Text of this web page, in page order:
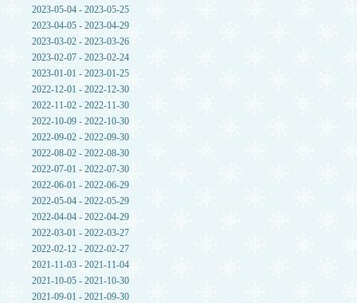
2023-05-04 - 2023-05-25
2023-04-05 - 2023-04-29
2023-03-02 - 2023-03-26
2023-02-07 - 2023-02-24
2023-01-01 - 2023-01-25
2022-12-01 - 2022-12-30
2022-11-02 - 2022-11-30
2022-10-09 - 2022-10-30
2022-09-02 - 2022-09-30
2022-08-02 - 2022-08-30
2022-07-01 - 2022-07-30
2022-06-01 - 2022-06-29
2022-05-04 - 2022-05-29
2022-04-04 - 2022-04-29
2022-03-01 - 2022-03-27
2022-02-12 - 2022-02-27
2021-11-03 - 2021-11-04
2021-10-05 - 2021-10-30
2021-09-01 - 2021-09-30